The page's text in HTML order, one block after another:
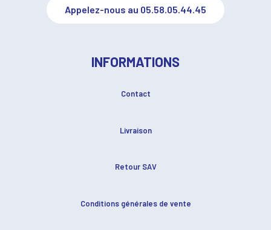
Appelez-nous au 05.58.05.44.45
INFORMATIONS
Contact
Livraison
Retour SAV
Conditions générales de vente